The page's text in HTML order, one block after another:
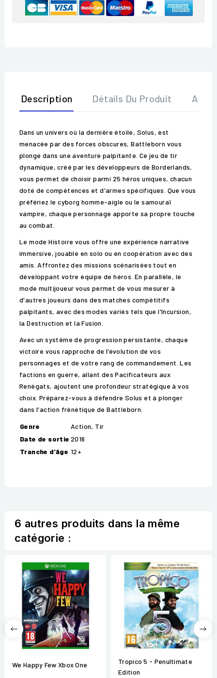
Description Détails Du Produit Avis
Dans un univers où la dernière étoile, Solus, est
menacée par des forces obscures, Battleborn vous
plonge dans une aventure palpitante. Ce jeu de tir
dynamique, créé par les développeurs de Borderlands,
vous permet de choisir parmi 25 héros uniques, chacun
doté de compétences et d'armes spécifiques. Que vous
préfériez le cyborg homme-aigle ou le samouraï
vampire, chaque personnage apporte sa propre touche
au combat.
Le mode Histoire vous offre une expérience narrative
immersive, jouable en solo ou en coopération avec des
amis. Affrontez des missions scénarisées tout en
développant votre équipe de héros. En parallèle, le
mode multijoueur vous permet de vous mesurer à
d'autres joueurs dans des matches compétitifs
palpitants, avec des modes variés tels que l'Incursion,
la Destruction et la Fusion.
Avec un système de progression persistante, chaque
victoire vous rapproche de l'évolution de vos
personnages et de votre rang de commandement. Les
factions en guerre, allant des Pacificateurs aux
Renégats, ajoutent une profondeur stratégique à vos
choix. Préparez-vous à défendre Solus et à plonger
dans l'action frénétique de Battleborn.
Genre
Action, Tir
Date de sortie 2016
Tranche d'âge 12+
6 autres produits dans la même
catégorie :
We Happy Few Xbox One
Tropico 5 - Penultimate
Edition